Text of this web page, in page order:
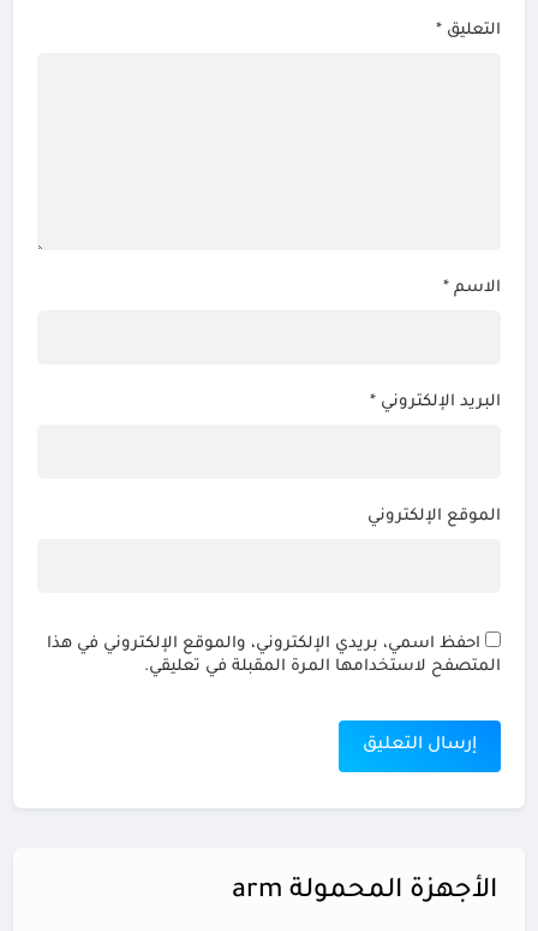
التعليق *
الاسم *
البريد الإلكتروني *
الموقع الإلكتروني
احفظ اسمي، بريدي الإلكتروني، والموقع الإلكتروني في هذا
المتصفح لاستخدامها المرة المقبلة في تعليقي.
الأجهزة المحمولة arm